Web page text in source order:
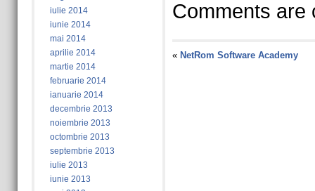
iulie 2014
iunie 2014
mai 2014
aprilie 2014
martie 2014
februarie 2014
ianuarie 2014
decembrie 2013
noiembrie 2013
octombrie 2013
septembrie 2013
iulie 2013
iunie 2013
Comments are
« NetRom Software Academy